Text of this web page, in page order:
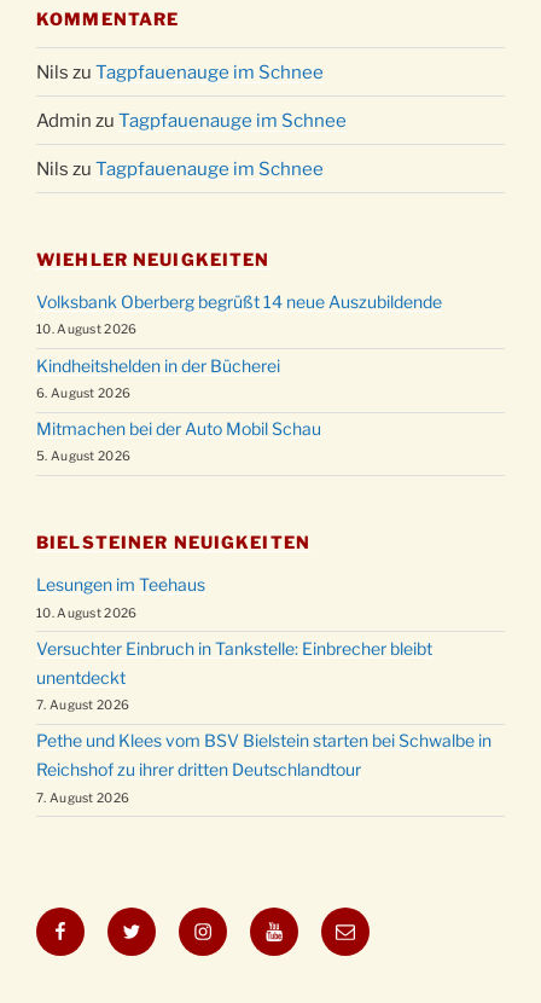
KOMMENTARE
Nils zu Tagpfauenauge im Schnee
Admin zu Tagpfauenauge im Schnee
Nils zu Tagpfauenauge im Schnee
WIEHLER NEUIGKEITEN
Volksbank Oberberg begrüßt 14 neue Auszubildende
10. August 2026
Kindheitshelden in der Bücherei
6. August 2026
Mitmachen bei der Auto Mobil Schau
5. August 2026
BIELSTEINER NEUIGKEITEN
Lesungen im Teehaus
10. August 2026
Versuchter Einbruch in Tankstelle: Einbrecher bleibt
unentdeckt
7. August 2026
Pethe und Klees vom BSV Bielstein starten bei Schwalbe in
Reichshof zu ihrer dritten Deutschlandtour
7. August 2026
FacebookTwitter InstagramYouTubeE-
Mail